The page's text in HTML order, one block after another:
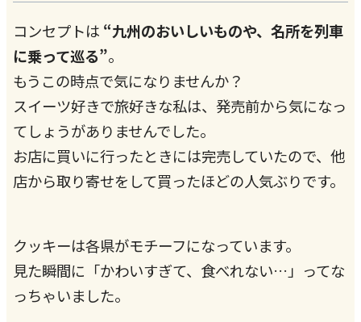
コンセプトは “九州のおいしいものや、名所を列車
に乗って巡る”。
もうこの時点で気になりませんか？
スイーツ好きで旅好きな私は、発売前から気になっ
てしょうがありませんでした。
お店に買いに行ったときには完売していたので、他
店から取り寄せをして買ったほどの人気ぶりです。
クッキーは各県がモチーフになっています。
見た瞬間に「かわいすぎて、食べれない…」ってな
っちゃいました。